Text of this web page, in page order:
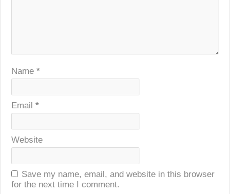
Name*
Email*
Website
Save my name, email, and website in this browser
for the next time I comment.